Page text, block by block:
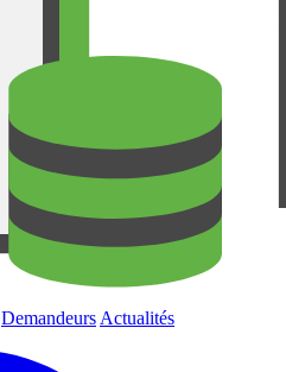
Demandeurs Actualités